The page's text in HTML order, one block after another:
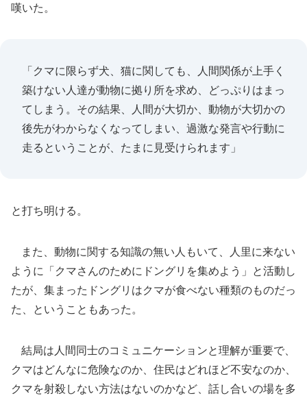
嘆いた。
「クマに限らず犬、猫に関しても、人間関係が上手く
築けない人達が動物に拠り所を求め、どっぷりはまっ
てしまう。その結果、人間が大切か、動物が大切かの
後先がわからなくなってしまい、過激な発言や行動に
走るということが、たまに見受けられます」
と打ち明ける。
また、動物に関する知識の無い人もいて、人里に来ない
ように「クマさんのためにドングリを集めよう」と活動し
たが、集まったドングリはクマが食べない種類のものだっ
た、ということもあった。
結局は人間同士のコミュニケーションと理解が重要で、
クマはどんなに危険なのか、住民はどれほど不安なのか、
クマを射殺しない方法はないのかなど、話し合いの場を多